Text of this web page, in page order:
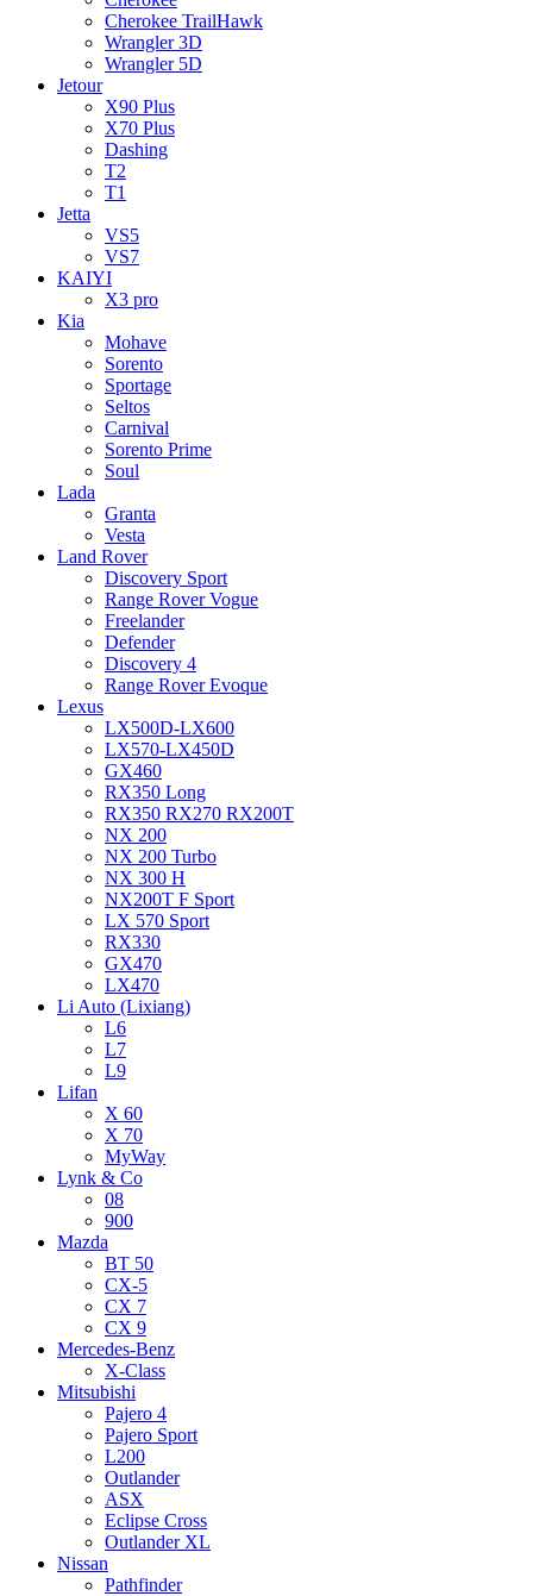
Cherokee TrailHawk
Wrangler 3D
Wrangler 5D
Jetour
X90 Plus
X70 Plus
Dashing
T2
T1
Jetta
VS5
VS7
KAIYI
X3 pro
Kia
Mohave
Sorento
Sportage
Seltos
Carnival
Sorento Prime
Soul
Lada
Granta
Vesta
Land Rover
Discovery Sport
Range Rover Vogue
Freelander
Defender
Discovery 4
Range Rover Evoque
Lexus
LX500D-LX600
LX570-LX450D
GX460
RX350 Long
RX350 RX270 RX200T
NX 200
NX 200 Turbo
NX 300 H
NX200T F Sport
LX 570 Sport
RX330
GX470
LX470
Li Auto (Lixiang)
L6
L7
L9
Lifan
X 60
X 70
MyWay
Lynk & Co
08
900
Mazda
BT 50
CX-5
CX 7
CX 9
Mercedes-Benz
X-Class
Mitsubishi
Pajero 4
Pajero Sport
L200
Outlander
ASX
Eclipse Cross
Outlander XL
Nissan
Pathfinder